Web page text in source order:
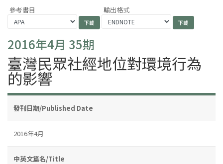
參考書目 輸出格式
2016年4月 35期
臺灣民眾社經地位對環境行為
的影響
發刊日期/Published Date
2016年4月
中英文篇名/Title